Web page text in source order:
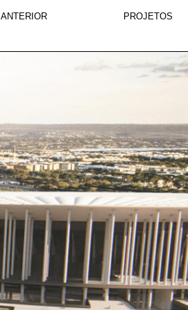
ANTERIOR PROJETOS